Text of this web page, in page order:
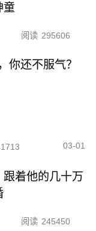
童
阅读 295606
你还不服气？
03-01
着他的几十万
阅读 245450